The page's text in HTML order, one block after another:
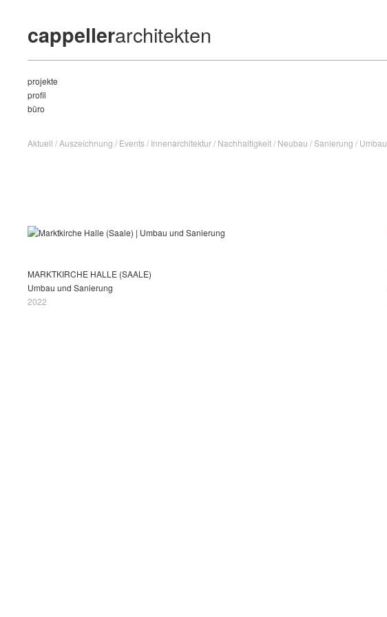
cappellerarchitekten
projekte
profil
büro
Aktuell /Auszeichnung / Events/ Innenarchitektur/ Nachhaltigkeit/ Neubau /Sanierung / Umbau
MARKTKIRCHE HALLE (SAALE)
Umbau und Sanierung
2022